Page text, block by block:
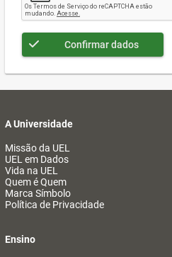
Confirmar dados
A Universidade
Missão da UEL
UEL em Dados
Vida na UEL
Quem é Quem
Marca Símbolo
Política de Privacidade
Ensino